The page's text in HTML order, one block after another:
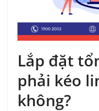
Lắp đặt
phải kéo
không?